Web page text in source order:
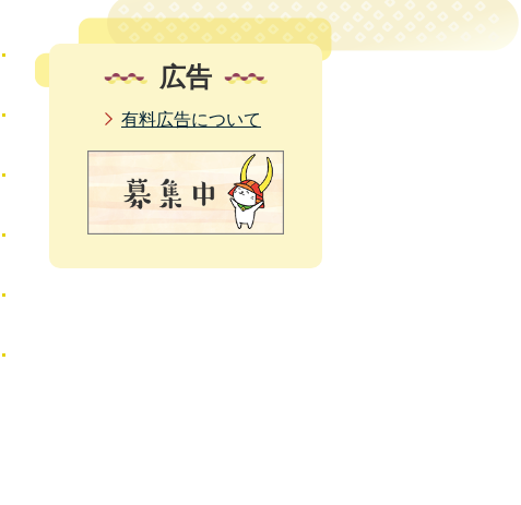
広告
有料広告について